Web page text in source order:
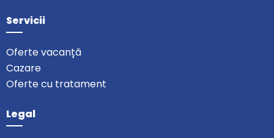
Servicii
Oferte vacanță
Cazare
Oferte cu tratament
Legal